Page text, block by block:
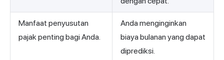
Manfaat penyusutan
pajak penting bagi Anda.
Anda menginginkan
biaya bulanan yang dapat
diprediksi.